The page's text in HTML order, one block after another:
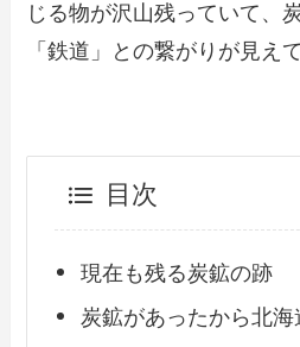
じる物が沢山残っていて、
「鉄道」との繋がりが見え
目次
現在も残る炭鉱の跡
炭鉱があったから北